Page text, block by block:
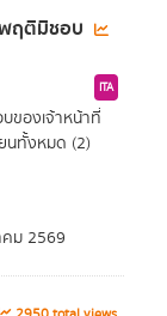
พฤติมิชอบ
ITA
ของเจ้าหน้าที่
นทั้งหมด (2)
ม 2569